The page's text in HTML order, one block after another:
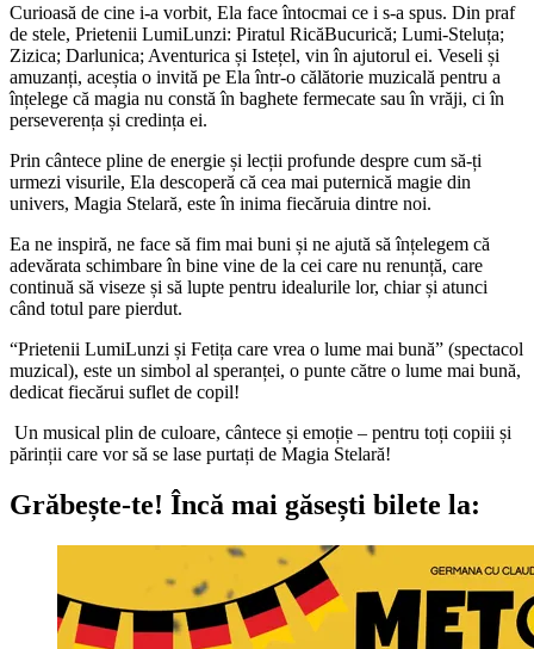
Curioasă de cine i-a vorbit, Ela face întocmai ce i s-a spus. Din praf
de stele, Prietenii LumiLunzi: Piratul RicăBucurică; Lumi-Steluța;
Zizica; Darlunica; Aventurica și Istețel, vin în ajutorul ei. Veseli și
amuzanți, aceștia o invită pe Ela într-o călătorie muzicală pentru a
înțelege că magia nu constă în baghete fermecate sau în vrăji, ci în
perseverența și credința ei.
Prin cântece pline de energie și lecții profunde despre cum să-ți
urmezi visurile, Ela descoperă că cea mai puternică magie din
univers, Magia Stelară, este în inima fiecăruia dintre noi.
Ea ne inspiră, ne face să fim mai buni și ne ajută să înțelegem că
adevărata schimbare în bine vine de la cei care nu renunță, care
continuă să viseze și să lupte pentru idealurile lor, chiar și atunci
când totul pare pierdut.
“Prietenii LumiLunzi și Fetița care vrea o lume mai bună” (spectacol
muzical), este un simbol al speranței, o punte către o lume mai bună,
dedicat fiecărui suflet de copil!
Un musical plin de culoare, cântece și emoție – pentru toți copiii și
părinții care vor să se lase purtați de Magia Stelară!
Grăbește-te! Încă mai găsești bilete la: